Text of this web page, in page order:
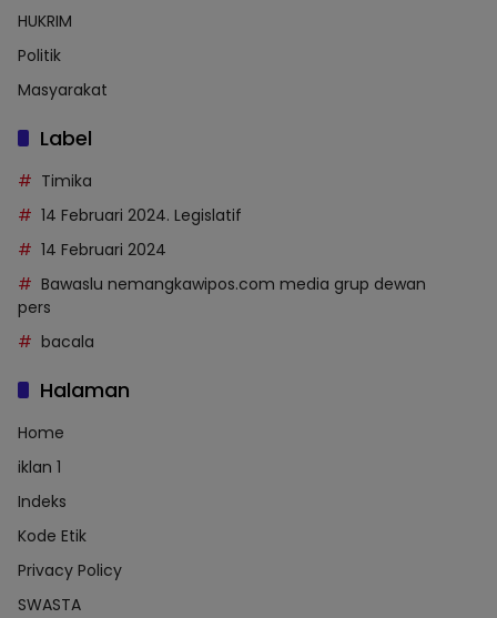
HUKRIM
Politik
Masyarakat
Label
Timika
14 Februari 2024. Legislatif
14 Februari 2024
Bawaslu nemangkawipos.com media grup dewan
pers
bacala
Halaman
Home
iklan 1
Indeks
Kode Etik
Privacy Policy
SWASTA